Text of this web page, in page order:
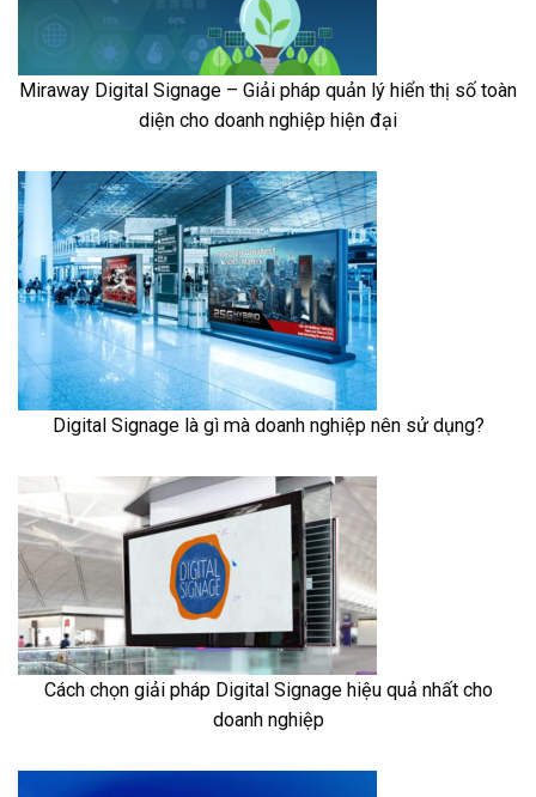
Miraway Digital Signage – Giải pháp quản lý hiển thị số toàn
diện cho doanh nghiệp hiện đại
Digital Signage là gì mà doanh nghiệp nên sử dụng?
Cách chọn giải pháp Digital Signage hiệu quả nhất cho
doanh nghiệp